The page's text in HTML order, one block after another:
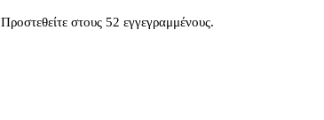
Προστεθείτε στους 52 εγγεγραμμένους.